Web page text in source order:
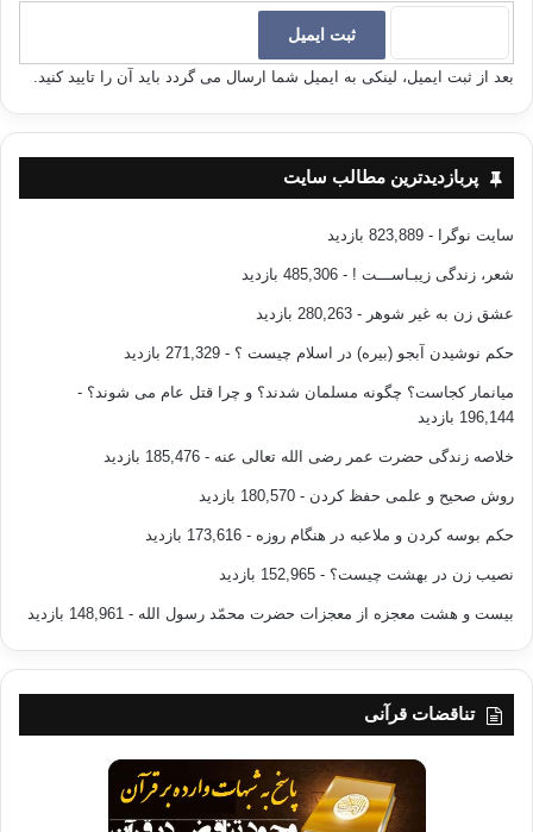
بعد از ثبت ایمیل، لینکی به ایمیل شما ارسال می گردد باید آن را تایید کنید.
پربازدیدترین مطالب سایت
سایت نوگرا - 823,889 بازدید
شعر، زندگی زیبـاســـت ! - 485,306 بازدید
عشق زن به غیر شوهر - 280,263 بازدید
حکم نوشیدن آبجو (بیره) در اسلام چیست ؟ - 271,329 بازدید
میانمار کجاست؟ چگونه مسلمان شدند؟ و چرا قتل عام می شوند؟ -
196,144 بازدید
خلاصه زندگی حضرت عمر رضی الله تعالی عنه - 185,476 بازدید
روش صحیح و علمی حفظ کردن - 180,570 بازدید
حکم بوسه کردن و ملاعبه در هنگام روزه - 173,616 بازدید
نصیب زن در بهشت چیست؟ - 152,965 بازدید
بیست و هشت معجزه از معجزات حضرت محمّد رسول الله - 148,961 بازدید
تناقضات قرآنی